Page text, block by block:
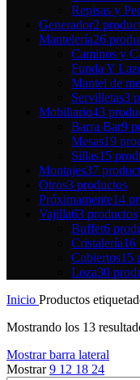
Repisas y
Generador2
Mantelería26
Caminos y
Funda Y
Mantel de
Servilletas3
Mobiliario43
Barra Bar9
Mesas19
Sillas15
Montajes37
Otros3 productos
Próximamente14
Vajilla63 productos
Buffet6
Cristalería16
Cubiertos15
Loza30
Inicio Productos
Mostrando los 13
Mostrar barra lateral
Mostrar9 12 18 24